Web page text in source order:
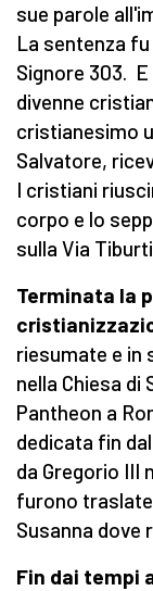
sue parole
La sentenza
Signore 303.
divenne
cristianesimo
Salvatore,
I cristiani
corpo e lo
sulla Via
Terminata la
riesumate e in
nella Chiesa di
Pantheon a
dedicata fin
da Gregorio III
furono traslate
Susanna dove
Fin dai tempi